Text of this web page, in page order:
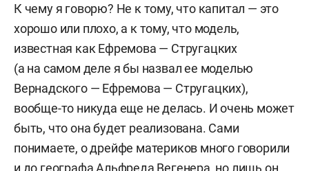
К чему я говорю? Не к тому, что капитал — это
хорошо или плохо, а к тому, что модель,
известная как Ефремова — Стругацких
(а на самом деле я бы назвал ее моделью
Вернадского — Ефремова — Стругацких),
вообще-то никуда еще не делась. И очень может
быть, что она будет реализована. Сами
понимаете, о дрейфе материков много говорили
и до географа Альфреда Вегенера, но лишь он